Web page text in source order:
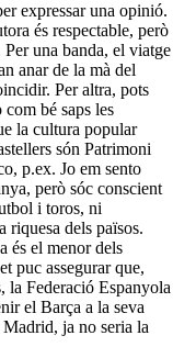
expressar una opinió.
és respectable, però
una banda, el viatge
anar de la mà del
Per altra, pots
bé saps les
la cultura popular
són Patrimoni
p.ex. Jo em sento
però sóc conscient
i toros, ni
riquesa dels països.
és el menor dels
puc assegurar que,
la Federació Espanyola
el Barça a la seva
ja no seria la